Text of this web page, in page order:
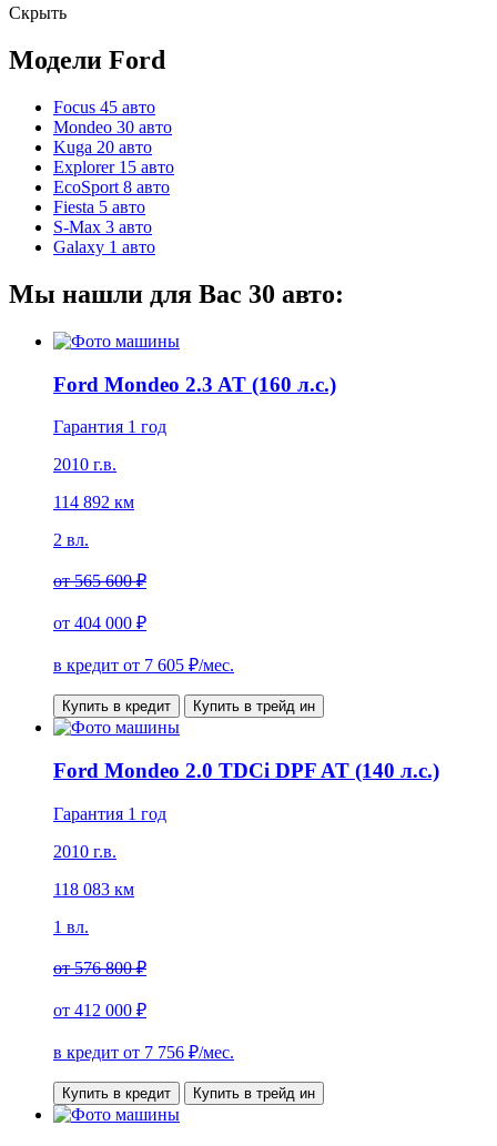
Скрыть
Модели Ford
Focus 45 авто
Mondeo 30 авто
Kuga 20 авто
Explorer 15 авто
EcoSport 8 авто
Fiesta 5 авто
S-Max 3 авто
Galaxy 1 авто
Мы нашли для Вас 30 авто:
Ford Mondeo 2.3 AT (160 л.с.)
Гарантия 1 год
2010 г.в.
114 892 км
2 вл.
от565 600 ₽
от 404 000 ₽
в кредит от 7 605 ₽/мес.
Купить в кредит Купить в трейд ин
Ford Mondeo 2.0 TDCi DPF AT (140 л.с.)
Гарантия 1 год
2010 г.в.
118 083 км
1 вл.
от576 800 ₽
от 412 000 ₽
в кредит от 7 756 ₽/мес.
Купить в кредит Купить в трейд ин